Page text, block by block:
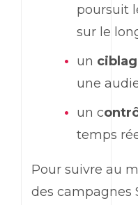
poursuit
sur le
un
une
un c
temps
Pour suivre au
des campagnes